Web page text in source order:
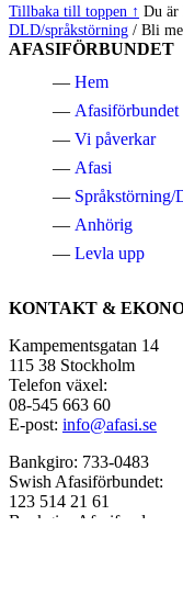
Hoppa
tillbaka
till
Tillbaka till toppen ↑ Du är
DLD/språkstörning / Bli
AFASIFÖRBUNDET
Hem
Afasiförbundet
Vi påverkar
Afasi
Språkstörning/
Anhörig
Levla upp
KONTAKT &
Kampementsgatan 14
115 38 Stockholm
Telefon växel:
08-545 663 60
E-post: info@afasi.se
Bankgiro: 733-0483
Swish Afasiförbundet:
123 514 21 61
Bankgiro Afasifonden: